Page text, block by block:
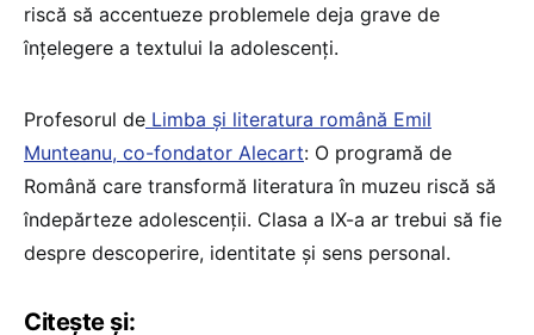
riscă să accentueze problemele deja grave de
înțelegere a textului la adolescenți.
Profesorul de Limba și literatura română Emil
Munteanu, co-fondator Alecart: O programă de
Română care transformă literatura în muzeu riscă să
îndepărteze adolescenții. Clasa a IX-a ar trebui să fie
despre descoperire, identitate și sens personal.
Citește și: